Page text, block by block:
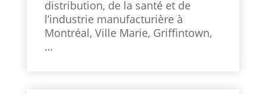
distribution, de la santé et de
l’industrie manufacturière à
Montréal, Ville Marie, Griffintown,
…